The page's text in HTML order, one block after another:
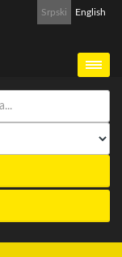
Srpski English